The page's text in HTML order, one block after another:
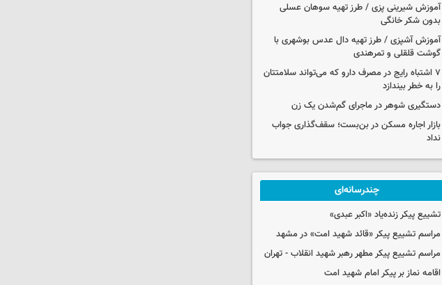
آموزش شیرینی پزی / طرز تهیه سوهان عسلی
بدون شکر خانگی
آموزش آشپزی / طرز تهیه دال عدس بوشهری با
گوشت قلقلی و تمرهندی
۷ اشتباه رایج در مصرف دارو که می‌تواند سلامتتان
را به خطر بیندازد
دستگیری شوهر در ماجرای گم‌شدن یک زن
بازار اجاره مسکن در بن‌بست؛ سقف‌گذاری جواب
نداد
چندرسانه‌ای
تشییع پیکر زنده‌یاد «اکبر عبدی»
مراسم تشییع پیکر «قائد شهید امت» در مشهد
مراسم تشییع پیکر مطهر رهبر شهید انقلاب - تهران
اقامه نماز بر پیکر امام شهید امت